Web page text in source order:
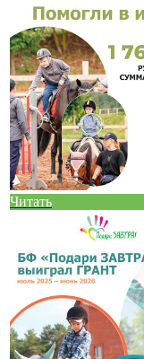
Читать